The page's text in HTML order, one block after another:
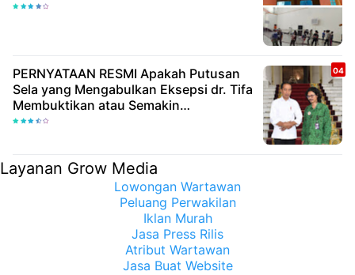
PERNYATAAN RESMI Apakah Putusan
Sela yang Mengabulkan Eksepsi dr. Tifa
Membuktikan atau Semakin
Meyakinkan Publik Bahwa Ijazah
Layanan Grow Media
Lowongan Wartawan
Peluang Perwakilan
Iklan Murah
Jasa Press Rilis
Atribut Wartawan
Jasa Buat Website